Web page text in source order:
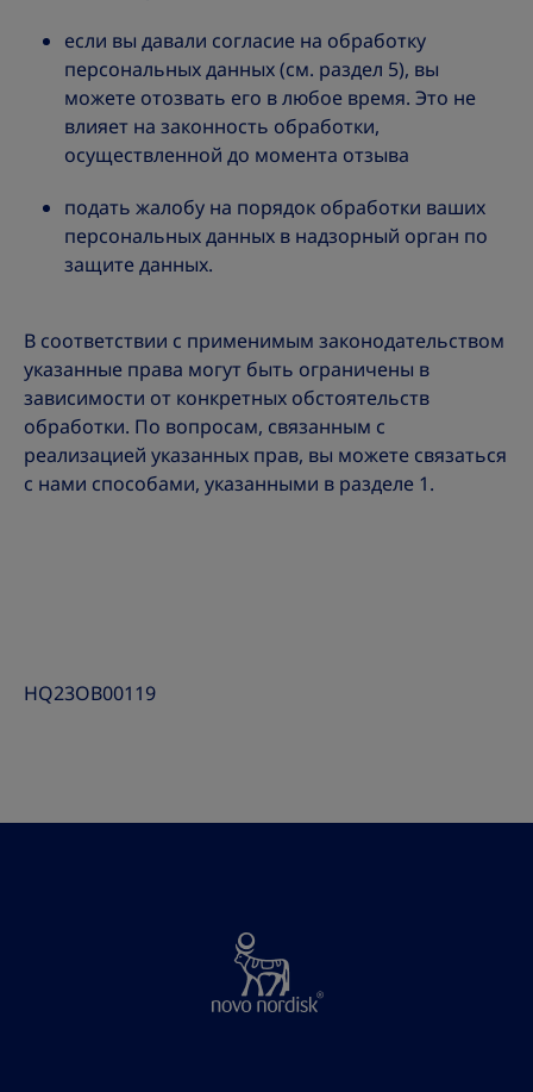
если вы давали согласие на обработку
персональных данных (см. раздел 5), вы
можете отозвать его в любое время. Это не
влияет на законность обработки,
осуществленной до момента отзыва
подать жалобу на порядок обработки ваших
персональных данных в надзорный орган по
защите данных.
В соответствии с применимым законодательством
указанные права могут быть ограничены в
зависимости от конкретных обстоятельств
обработки. По вопросам, связанным с
реализацией указанных прав, вы можете связаться
с нами способами, указанными в разделе 1.
HQ23OB00119